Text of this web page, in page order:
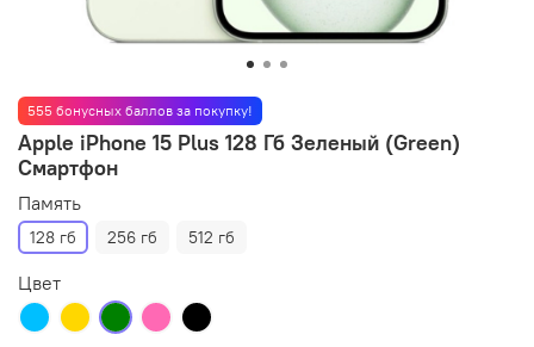
555 бонусных баллов за покупку!
Apple iPhone 15 Plus 128 Гб Зеленый (Green)
Смартфон
Память
128 гб 256 гб 512 гб
Цвет